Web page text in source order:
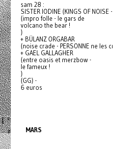
sam 28 :
SISTER IODINE (KINGS OF NOISE
(impro folle - le gars de
volcano the bear !
)
+ BÜLANZ ORGABAR
(noise crade - PERSONNE ne les
+ GAEL GALLAGHER
(entre oasis et merzbow -
le fameux !
)
(GG) -
6 euros
MARS